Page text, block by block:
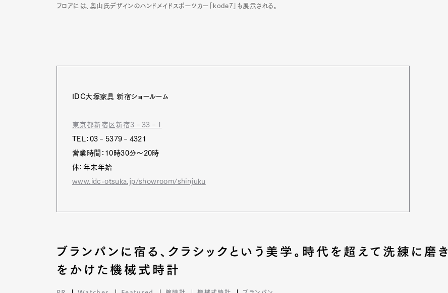
フロアには、奥山氏デザインのハンドメイドスポーツカー「kode7」も展示される。
IDC大塚家具 新宿ショールーム
東京都新宿区新宿3‐33‐1
TEL：03‐5379‐4321
営業時間：10時30分～20時
休：年末年始
www.idc-otsuka.jp/showroom/shinjuku
ブランパンに宿る、クラシックという美学。時代を超えて洗練に磨き
をかけた機械式時計